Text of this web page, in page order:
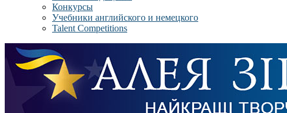
Конкурсы
Учебники английского и немецкого
Talent Competitions